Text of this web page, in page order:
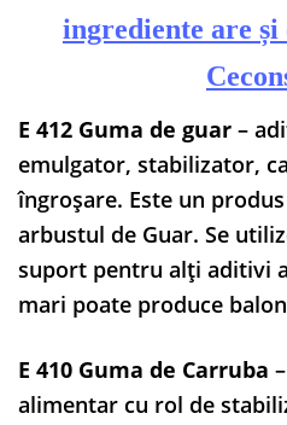
ingrediente are și
E 412 Guma de guar –
emulgator, stabilizator,
îngroșare. Este un
arbustul de Guar. Se
suport pentru alţi aditivi
mari poate produce
E 410 Guma de Carruba
alimentar cu rol de